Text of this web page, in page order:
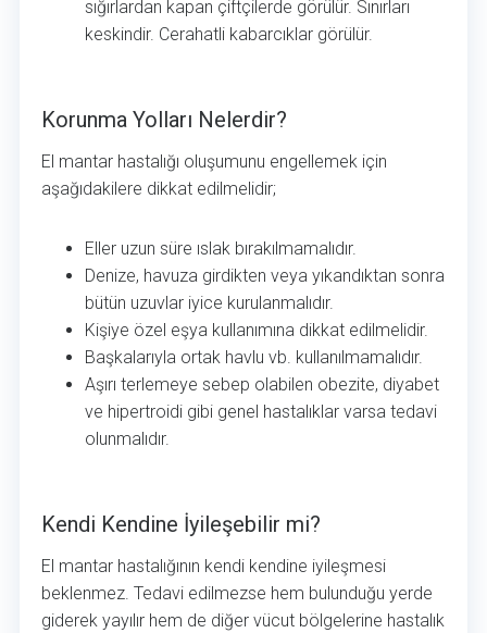
sığırlardan kapan çiftçilerde görülür. Sınırları
keskindir. Cerahatli kabarcıklar görülür.
Korunma Yolları Nelerdir?
El mantar hastalığı oluşumunu engellemek için
aşağıdakilere dikkat edilmelidir;
Eller uzun süre ıslak bırakılmamalıdır.
Denize, havuza girdikten veya yıkandıktan sonra
bütün uzuvlar iyice kurulanmalıdır.
Kişiye özel eşya kullanımına dikkat edilmelidir.
Başkalarıyla ortak havlu vb. kullanılmamalıdır.
Aşırı terlemeye sebep olabilen obezite, diyabet
ve hipertroidi gibi genel hastalıklar varsa tedavi
olunmalıdır.
Kendi Kendine İyileşebilir mi?
El mantar hastalığının kendi kendine iyileşmesi
beklenmez. Tedavi edilmezse hem bulunduğu yerde
giderek yayılır hem de diğer vücut bölgelerine hastalık